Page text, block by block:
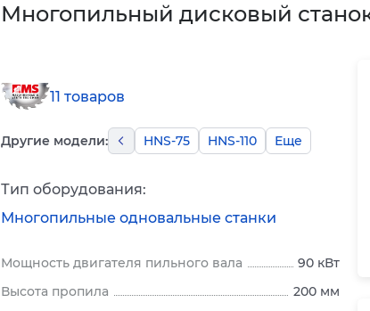
Многопильный дисковый
11 товаров
Другие модели: HNS-75 HNS-110 Еще
Тип оборудования:
Многопильные одновальные станки
Мощность двигателя пильного вала
90 кВт
Высота пропила
200 мм